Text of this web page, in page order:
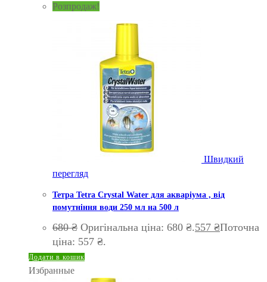
Розпродаж!
Швидкий
перегляд
Тетра Tetra Crystal Water для акваріума , від
помутніння води 250 мл на 500 л
680₴ Оригінальна ціна: 680 ₴.557 ₴Поточна
ціна: 557 ₴.
Додати в кошик
Избранные